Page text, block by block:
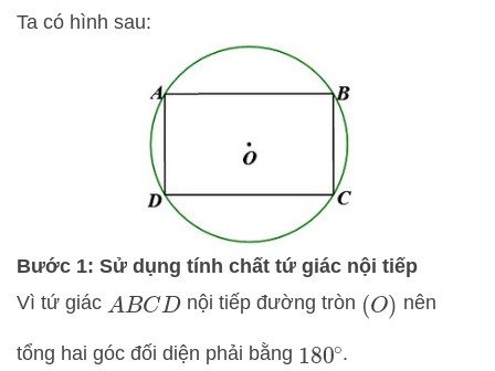
Ta có hình sau:
Bước 1: Sử dụng tính chất tứ giác nội tiếp
Vì tứ giác ABCD nội tiếp đường tròn (O) nên
tổng hai góc đối diện phải bằng 180∘.